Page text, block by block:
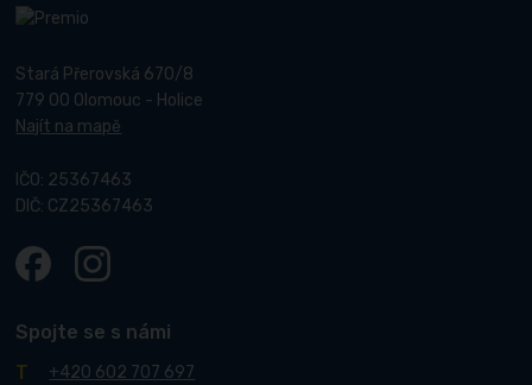
Stará Přerovská 670/8
779 00 Olomouc - Holice
Najít na mapě
IČO: 25367463
DIČ: CZ25367463
Spojte se s námi
+420 602 707 697